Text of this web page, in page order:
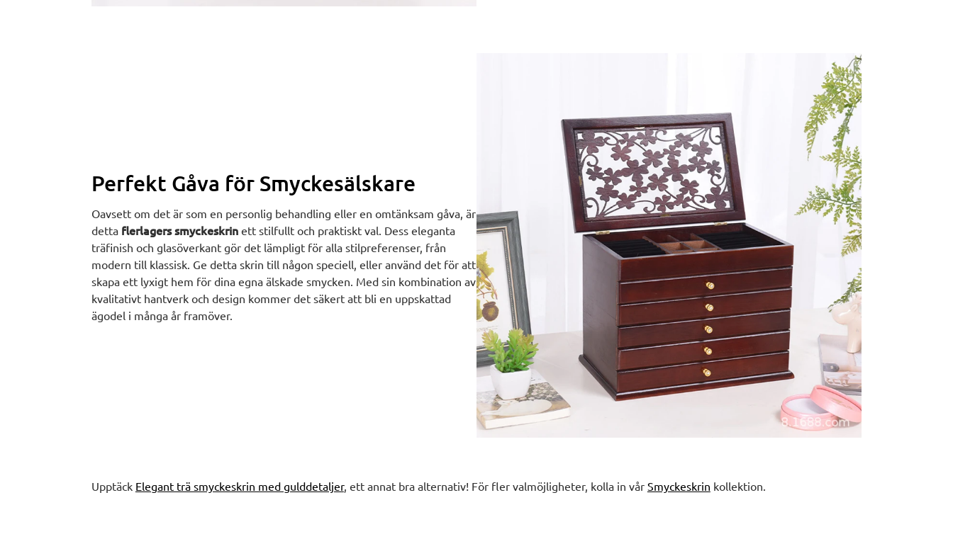
Perfekt Gåva för Smyckesälskare
Oavsett om det är som en personlig behandling eller en omtänksam gåva, är
detta flerlagers smyckeskrinett stilfullt och praktiskt val. Dess eleganta
träfinish och glasöverkant gör det lämpligt för alla stilpreferenser, från
modern till klassisk. Ge detta skrin till någon speciell, eller använd det för att
skapa ett lyxigt hem för dina egna älskade smycken. Med sin kombination av
kvalitativt hantverk och design kommer det säkert att bli en uppskattad
ägodel i många år framöver.
Upptäck Elegant trä smyckeskrin med gulddetaljer, ett annat bra alternativ! För fler valmöjligheter, kolla in vår Smyckeskrin kollektion.